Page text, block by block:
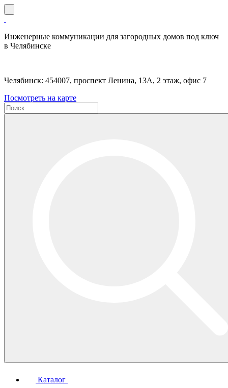
Инженерные коммуникации для загородных домов под ключ
в Челябинске
Челябинск: 454007, проспект Ленина, 13А, 2 этаж, офис 7
Посмотреть на карте
Каталог